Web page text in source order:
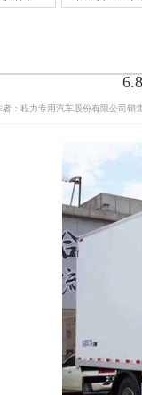
者：程力专用汽车股份有限公司